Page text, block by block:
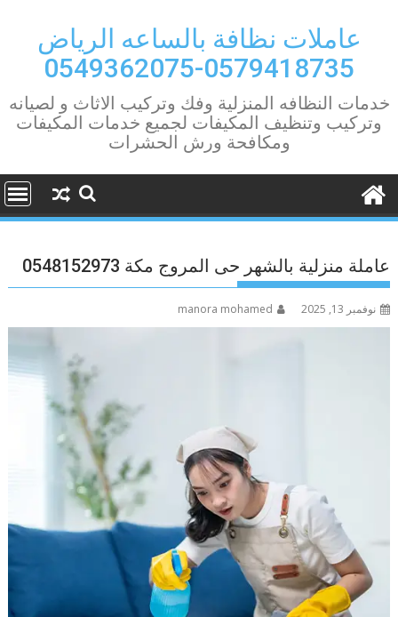
contentعاملات نظافة بالساعه الرياض
0579418735-0549362075
خدمات النظافه المنزلية وفك وتركيب الاثاث و لصيانه
وتركيب وتنظيف المكيفات لجميع خدمات المكيفات
ومكافحة ورش الحشرات
عاملة منزلية بالشهر حى المروج مكة 0548152973
نوفمبر 13, 2025 manora mohamed